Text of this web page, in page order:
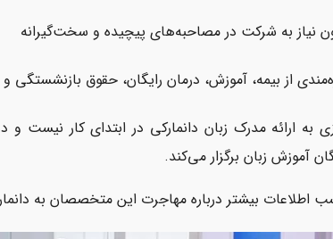
نیاز به شرکت در مصاحبه‌های پیچیده و سخت‌گیرانه
از بیمه، آموزش، درمان رایگان، حقوق بازنشستگی
به ارائه مدرک زبان دانمارکی در ابتدای کار
آموزش زبان برگزار می‌کند.
اطلاعات بیشتر درباره مهاجرت این متخصصان به